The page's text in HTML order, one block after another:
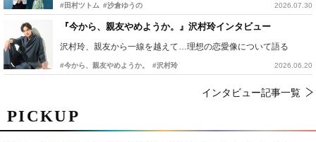
PICKUP
#田村ツトム #沙倉ゆうの 2026.07.30
『今から、親友やめようか。』沢村玲インタビュー
沢村玲、親友から一線を越えて…理想の恋愛像について語る
#今から、親友やめようか。 #沢村玲 2026.06.20
インタビュー記事一覧